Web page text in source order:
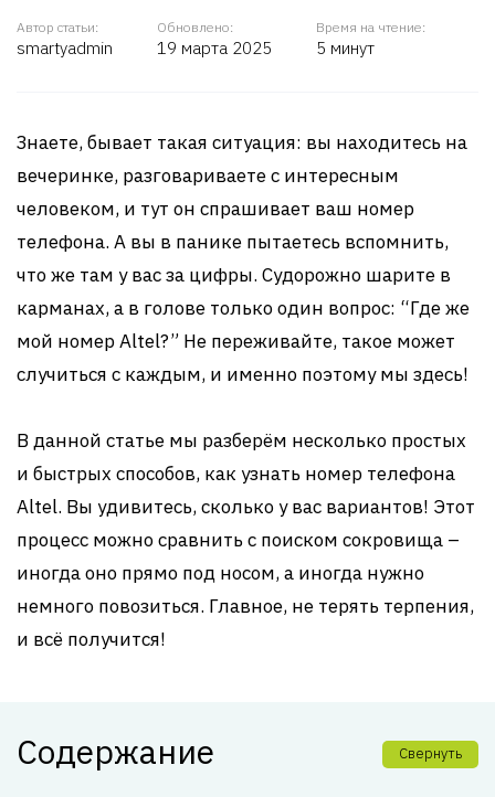
Автор статьи:
smartyadmin
Обновлено:
19 марта 2025
Время на чтение:
5 минут
Знаете, бывает такая ситуация: вы находитесь на
вечеринке, разговариваете с интересным
человеком, и тут он спрашивает ваш номер
телефона. А вы в панике пытаетесь вспомнить,
что же там у вас за цифры. Судорожно шарите в
карманах, а в голове только один вопрос: “Где же
мой номер Altel?” Не переживайте, такое может
случиться с каждым, и именно поэтому мы здесь!
В данной статье мы разберём несколько простых
и быстрых способов, как узнать номер телефона
Altel. Вы удивитесь, сколько у вас вариантов! Этот
процесс можно сравнить с поиском сокровища –
иногда оно прямо под носом, а иногда нужно
немного повозиться. Главное, не терять терпения,
и всё получится!
Содержание Свернуть